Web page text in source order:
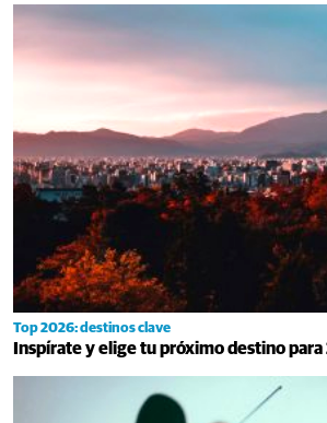
Top 2026: destinos clave
Inspírate y elige tu próximo destino